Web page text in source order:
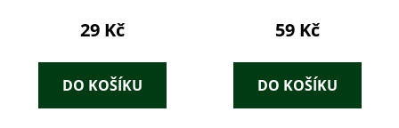
29 Kč
DO KOŠÍKU
59 Kč
DO KOŠÍKU